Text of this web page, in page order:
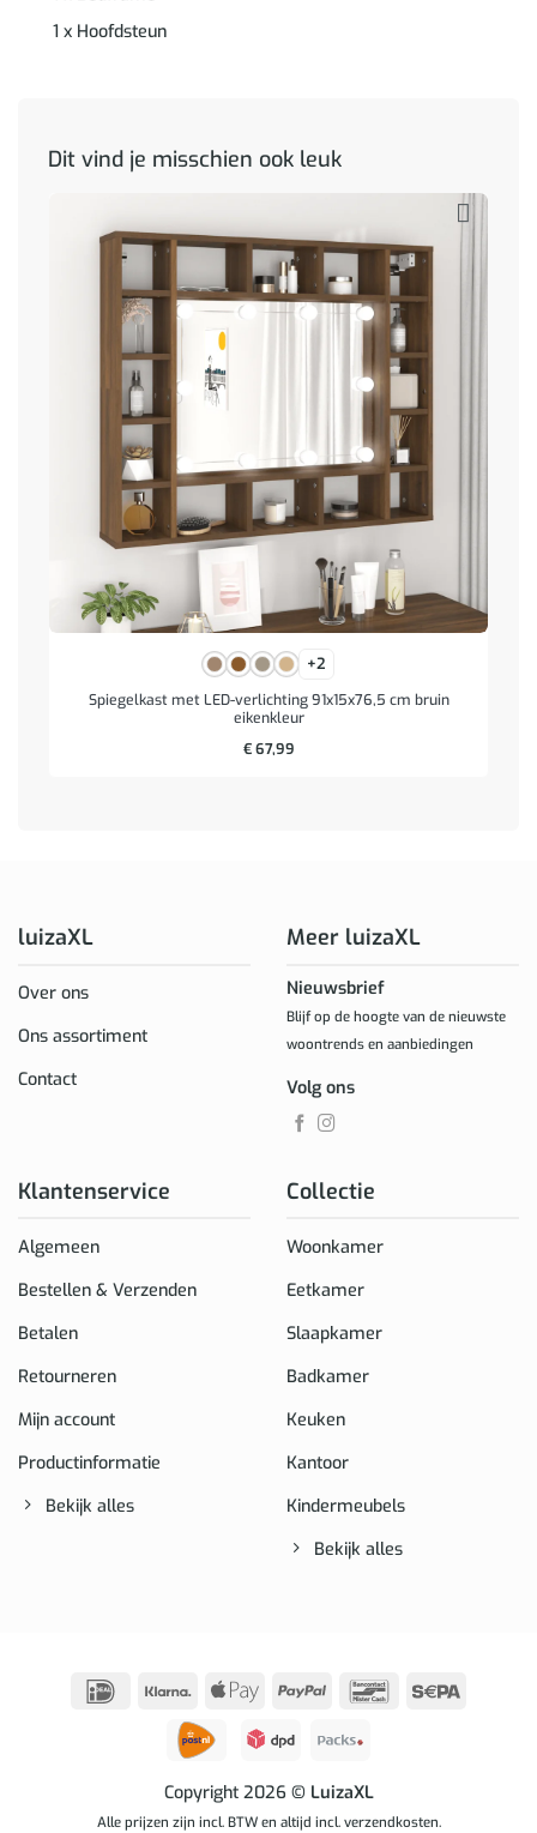
1 x Hoofdsteun
Dit vind je misschien ook leuk
+2
Spiegelkast met LED-verlichting 91x15x76,5 cm bruin
eikenkleur
€67,99
luizaXL
Over ons
Ons assortiment
Contact
Klantenservice
Algemeen
Bestellen & Verzenden
Betalen
Retourneren
Mijn account
Productinformatie
Bekijk alles
Collectie
Woonkamer
Eetkamer
Slaapkamer
Badkamer
Keuken
Kantoor
Kindermeubels
Bekijk alles
Meer luizaXL
Nieuwsbrief
Blijf op de hoogte van de nieuwste
woontrends en aanbiedingen
Volg ons
IDeal Klarna
Apple
PayPal Bancontact
Copyright 2026 © LuizaXL
Alle prijzen zijn incl. BTW en altijd incl. verzendkosten.